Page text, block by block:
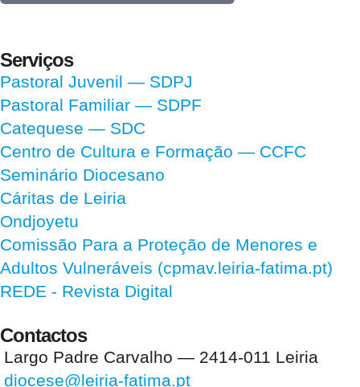
Serviços
Pastoral Juvenil — SDPJ
Pastoral Familiar — SDPF
Catequese — SDC
Centro de Cultura e Formação — CCFC
Seminário Diocesano
Cáritas de Leiria
Ondjoyetu
Comissão Para a Proteção de Menores e
Adultos Vulneráveis (cpmav.leiria-fatima.pt)
REDE - Revista Digital
Contactos
Largo Padre Carvalho — 2414-011 Leiria
diocese@leiria-fatima.pt